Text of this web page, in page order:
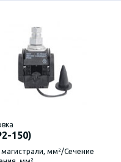
150)
мм²/Сечение